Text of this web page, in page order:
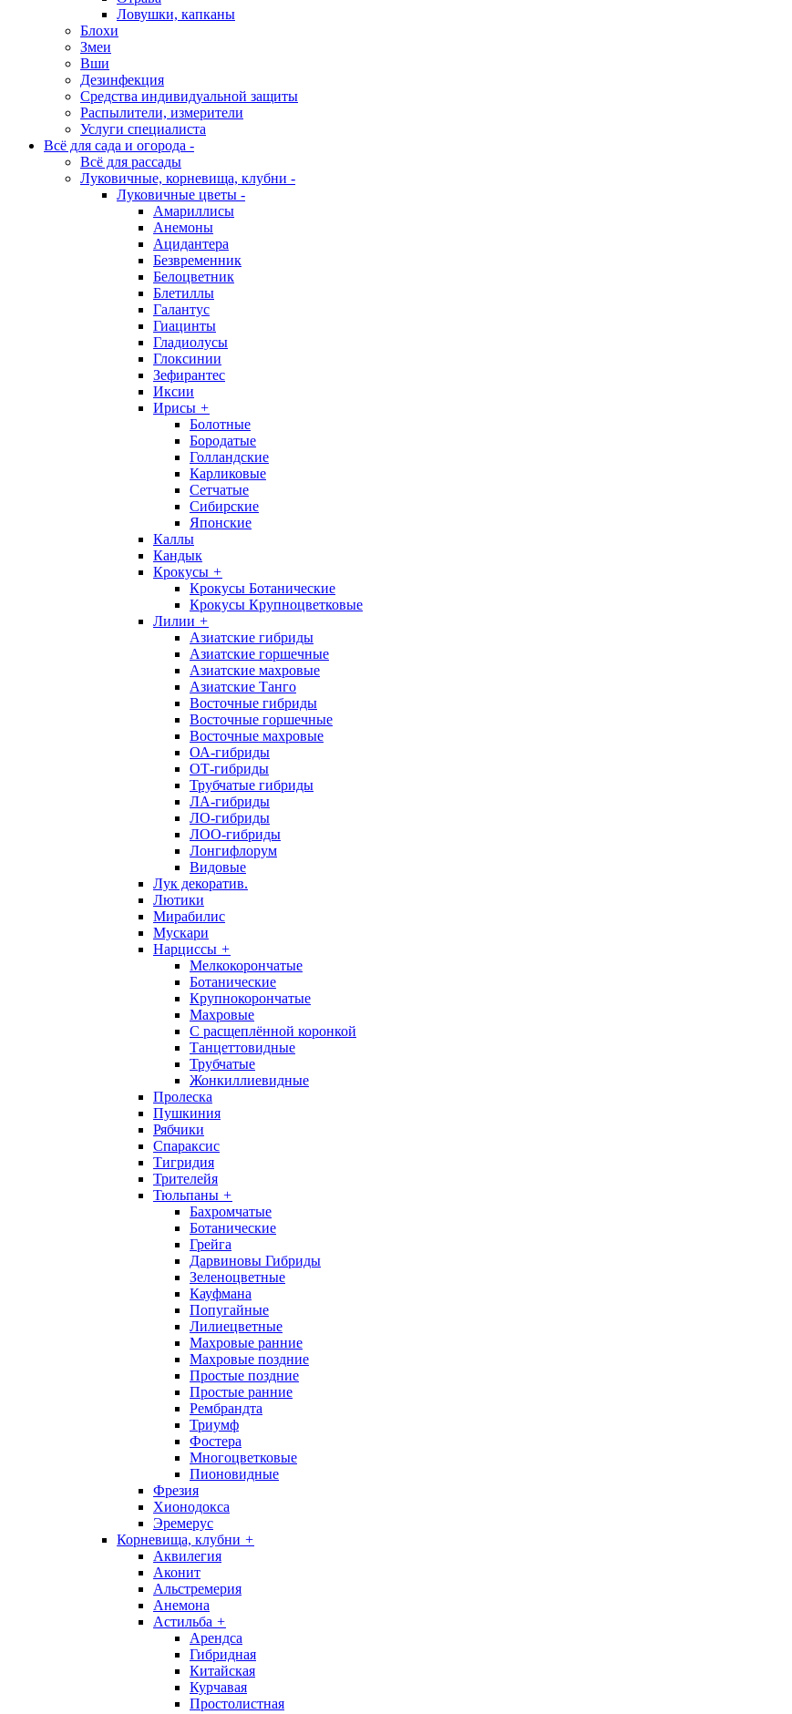
Ловушки, капканы
Блохи
Змеи
Вши
Дезинфекция
Средства индивидуальной защиты
Распылители, измерители
Услуги специалиста
Всё для сада и огорода -
Всё для рассады
Луковичные, корневища, клубни -
Луковичные цветы -
Амариллисы
Анемоны
Ацидантера
Безвременник
Белоцветник
Блетиллы
Галантус
Гиацинты
Гладиолусы
Глоксинии
Зефирантес
Иксии
Ирисы +
Болотные
Бородатые
Голландские
Карликовые
Сетчатые
Сибирские
Японские
Каллы
Кандык
Крокусы +
Крокусы Ботанические
Крокусы Крупноцветковые
Лилии +
Азиатские гибриды
Азиатские горшечные
Азиатские махровые
Азиатские Танго
Восточные гибриды
Восточные горшечные
Восточные махровые
ОА-гибриды
ОТ-гибриды
Трубчатые гибриды
ЛА-гибриды
ЛО-гибриды
ЛОО-гибриды
Лонгифлорум
Видовые
Лук декоратив.
Лютики
Мирабилис
Мускари
Нарциссы +
Мелкокорончатые
Ботанические
Крупнокорончатые
Махровые
С раcщеплённой коронкой
Танцеттовидные
Трубчатые
Жонкиллиевидные
Пролеска
Пушкиния
Рябчики
Спараксис
Тигридия
Трителейя
Тюльпаны +
Бахромчатые
Ботанические
Грейга
Дарвиновы Гибриды
Зеленоцветные
Кауфмана
Попугайные
Лилиецветные
Махровые ранние
Махровые поздние
Простые поздние
Простые ранние
Рембрандта
Триумф
Фостера
Многоцветковые
Пионовидные
Фрезия
Хионодокса
Эремерус
Корневища, клубни +
Аквилегия
Аконит
Альстремерия
Анемона
Астильба +
Арендса
Гибридная
Китайская
Курчавая
Простолистная